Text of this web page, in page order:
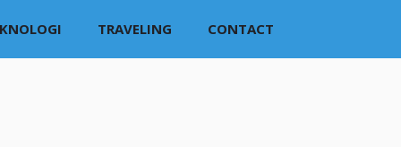
TRAVELING CONTACT